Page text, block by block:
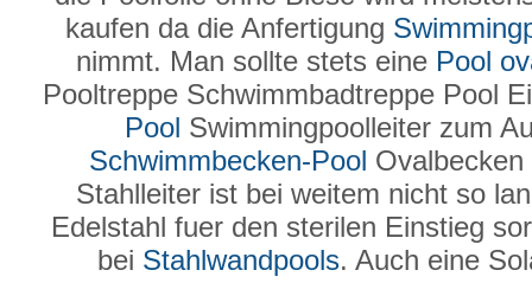
kaufen da die Anfertigung
nimmt. Man sollte stets eine Pool
Pooltreppe Schwimmbadtreppe Pool
Pool Swimmingpoolleiter zum
Schwimmbecken-Pool
Stahlleiter ist bei weitem nicht so
Edelstahl fuer den sterilen Einstieg
bei Stahlwandpools. Auch eine